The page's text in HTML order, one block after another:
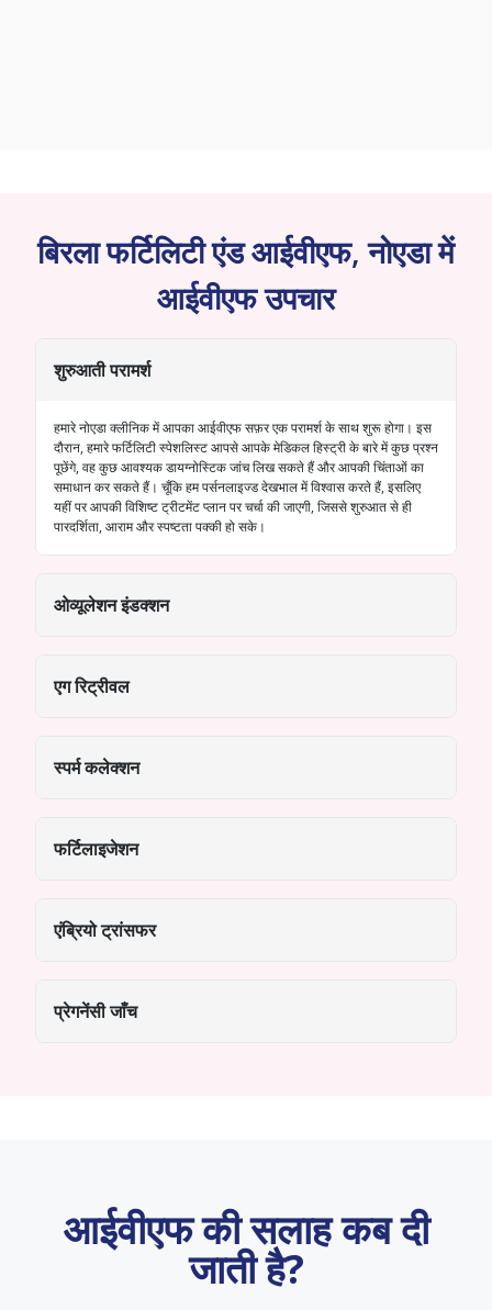
बिरला फर्टिलिटी एंड आईवीएफ, नोएडा में
आईवीएफ उपचार
शुरुआती परामर्श
हमारे नोएडा क्लीनिक में आपका आईवीएफ सफ़र एक परामर्श के साथ शुरू होगा। इस
दौरान, हमारे फर्टिलिटी स्पेशलिस्ट आपसे आपके मेडिकल हिस्ट्री के बारे में कुछ प्रश्न
पूछेंगे, वह कुछ आवश्यक डायग्नोस्टिक ​​​​जांच लिख सकते हैं और आपकी चिंताओं का
समाधान कर सकते हैं। चूँकि हम पर्सनलाइज्ड देखभाल में विश्वास करते हैं, इसलिए
यहीं पर आपकी विशिष्ट ट्रीटमेंट प्लान पर चर्चा की जाएगी, जिससे शुरुआत से ही
पारदर्शिता, आराम और स्पष्टता पक्की हो सके।
ओव्यूलेशन इंडक्शन
एग रिट्रीवल
स्पर्म कलेक्शन
फर्टिलाइजेशन
एंब्रियो ट्रांसफर
प्रेगनेंसी जाँच
आईवीएफ की सलाह कब दी
जाती है?